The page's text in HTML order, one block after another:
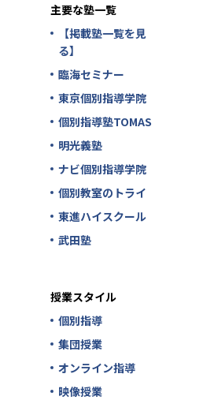
主要な塾一覧
【掲載塾一覧を見
る】
臨海セミナー
東京個別指導学院
個別指導塾TOMAS
明光義塾
ナビ個別指導学院
個別教室のトライ
東進ハイスクール
武田塾
授業スタイル
個別指導
集団授業
オンライン指導
映像授業